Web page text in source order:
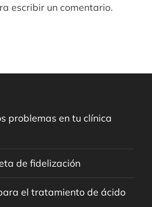
escribir un comentario.
problemas en tu clínica
de fidelización
el tratamiento de ácido